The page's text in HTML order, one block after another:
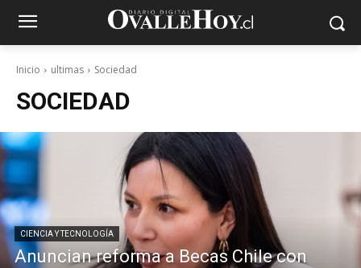
Inicio ultimas Sociedad
SOCIEDAD
CIENCIA Y TECNOLOGÍA
Anuncian reforma a Becas Chile con